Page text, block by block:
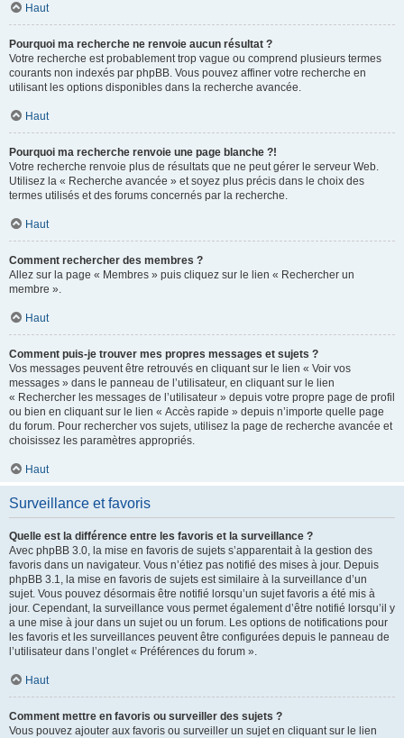
Haut
Pourquoi ma recherche ne renvoie aucun résultat ?
Votre recherche est probablement trop vague ou comprend plusieurs termes
courants non indexés par phpBB. Vous pouvez affiner votre recherche en
utilisant les options disponibles dans la recherche avancée.
Haut
Pourquoi ma recherche renvoie une page blanche ?!
Votre recherche renvoie plus de résultats que ne peut gérer le serveur Web.
Utilisez la « Recherche avancée » et soyez plus précis dans le choix des
termes utilisés et des forums concernés par la recherche.
Haut
Comment rechercher des membres ?
Allez sur la page « Membres » puis cliquez sur le lien « Rechercher un
membre ».
Haut
Comment puis-je trouver mes propres messages et sujets ?
Vos messages peuvent être retrouvés en cliquant sur le lien « Voir vos
messages » dans le panneau de l’utilisateur, en cliquant sur le lien
« Rechercher les messages de l’utilisateur » depuis votre propre page de profil
ou bien en cliquant sur le lien « Accès rapide » depuis n’importe quelle page
du forum. Pour rechercher vos sujets, utilisez la page de recherche avancée et
choisissez les paramètres appropriés.
Haut
Surveillance et favoris
Quelle est la différence entre les favoris et la surveillance ?
Avec phpBB 3.0, la mise en favoris de sujets s’apparentait à la gestion des
favoris dans un navigateur. Vous n’étiez pas notifié des mises à jour. Depuis
phpBB 3.1, la mise en favoris de sujets est similaire à la surveillance d’un
sujet. Vous pouvez désormais être notifié lorsqu’un sujet favoris a été mis à
jour. Cependant, la surveillance vous permet également d’être notifié lorsqu’il y
a une mise à jour dans un sujet ou un forum. Les options de notifications pour
les favoris et les surveillances peuvent être configurées depuis le panneau de
l’utilisateur dans l’onglet « Préférences du forum ».
Haut
Comment mettre en favoris ou surveiller des sujets ?
Vous pouvez ajouter aux favoris ou surveiller un sujet en cliquant sur le lien